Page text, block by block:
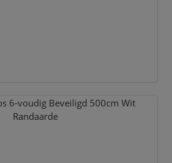
6-voudig Beveiligd 500cm Wit
Randaarde